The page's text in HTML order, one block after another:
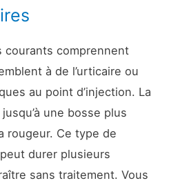
courants comprennent
à de l’urticaire ou
au point d’injection. La
une bosse plus
rougeur. Ce type de
durer plusieurs
sans traitement. Vous